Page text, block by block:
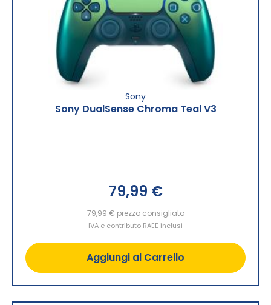
Sony
Sony DualSense Chroma Teal V3
79,99 €
79,99 € prezzo consigliato
IVA e contributo RAEE inclusi
Aggiungi al Carrello